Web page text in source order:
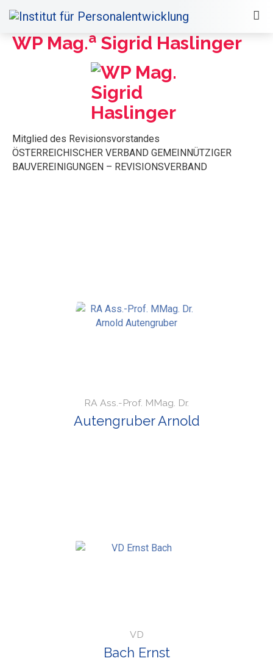
WP Mag.a Sigrid Haslinger
Mitglied des Revisionsvorstandes
ÖSTERREICHISCHER VERBAND GEMEINNÜTZIGER
BAUVEREINIGUNGEN – REVISIONSVERBAND
RA Ass.-Prof. MMag. Dr.
Autengruber Arnold
VD
Bach Ernst